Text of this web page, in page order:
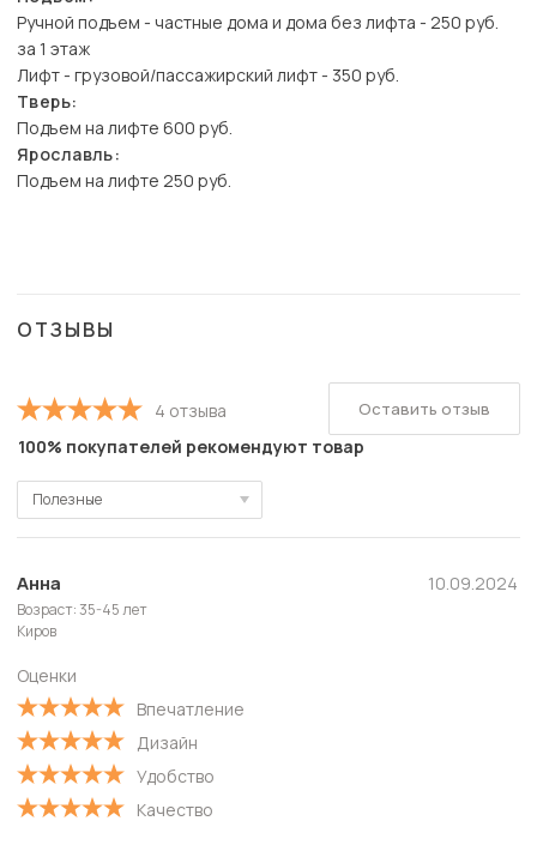
Ручной подъем - частные дома и дома без лифта - 250 руб.
за 1 этаж
Лифт - грузовой/пассажирский лифт - 350 руб.
Тверь:
Подъем на лифте 600 руб.
Ярославль:
Подъем на лифте 250 руб.
ОТЗЫВЫ
4 отзыва
100% покупателей рекомендуют товар
Полезные
Полезные
Новые
Старые
С низкой оценкой
Анна
Возраст: 35-45 лет
Киров
Оценки
Впечатление
Дизайн
Удобство
Качество
10.09.2024
Оставить отзыв